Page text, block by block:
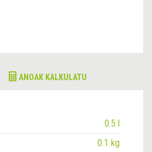
ANOAK KALKULATU
0.5 l
0.1 kg